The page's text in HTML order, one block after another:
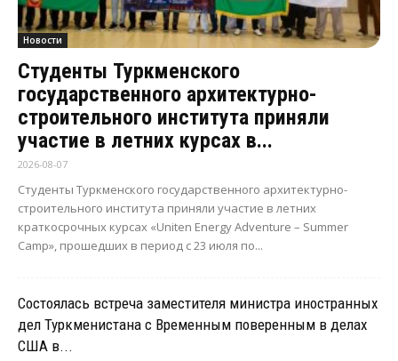
Новости
Студенты Туркменского
государственного архитектурно-
строительного института приняли
участие в летних курсах в...
2026-08-07
Студенты Туркменского государственного архитектурно-
строительного института приняли участие в летних
краткосрочных курсах «Uniten Energy Adventure – Summer
Camp», прошедших в период с 23 июля по...
Состоялась встреча заместителя министра иностранных
дел Туркменистана с Временным поверенным в делах
США в...